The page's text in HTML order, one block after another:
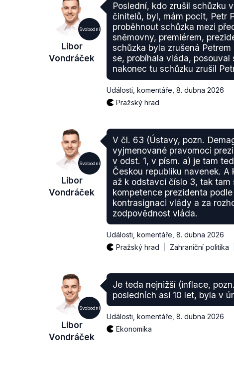
Svobodní
Libor
Vondráček
Poslední, kdo zrušil schůzku
činitelů, byl, mám pocit, Petr
proběhnout schůzka mezi
sněmovny, premiérem,
schůzka byla zrušená
se, probíhala vláda,
nakonec tu schůzku zrušil
Události, komentáře 8. dubna 2026
Pražský hrad
Svobodní
Libor
Vondráček
V čl. 63 (Ústavy, pozn.
vyjmenované pravomoci
v odst. 1, v písm. a) je tam
Českou republiku navenek.
až k odstavci číslo 3, tak tam
kompetence prezidenta
kontrasignaci vlády a za
zodpovědnost vláda.
Události, komentáře 8. dubna 2026
Pražský hrad
Zahraniční politika
Svobodní
Libor
Vondráček
Je teda nejnižší (inflace,
posledních asi 10 let, byla v
Události, komentáře 8. dubna 2026
Ekonomika